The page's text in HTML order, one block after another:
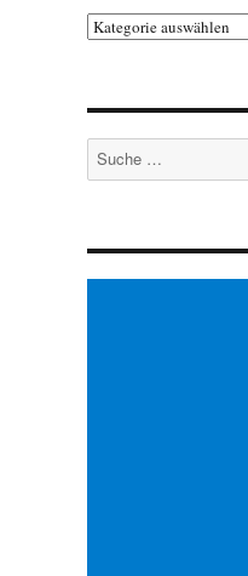
Kategorien
Suche
nach: